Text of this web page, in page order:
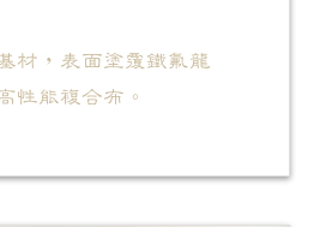
材，表面塗覆鐵氟龍
性能複合布。